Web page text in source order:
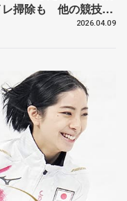
レ掃除も 他の競技に
坂本花織の筋肉2026.04.09